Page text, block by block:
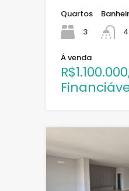
Quartos
3
4
Á venda